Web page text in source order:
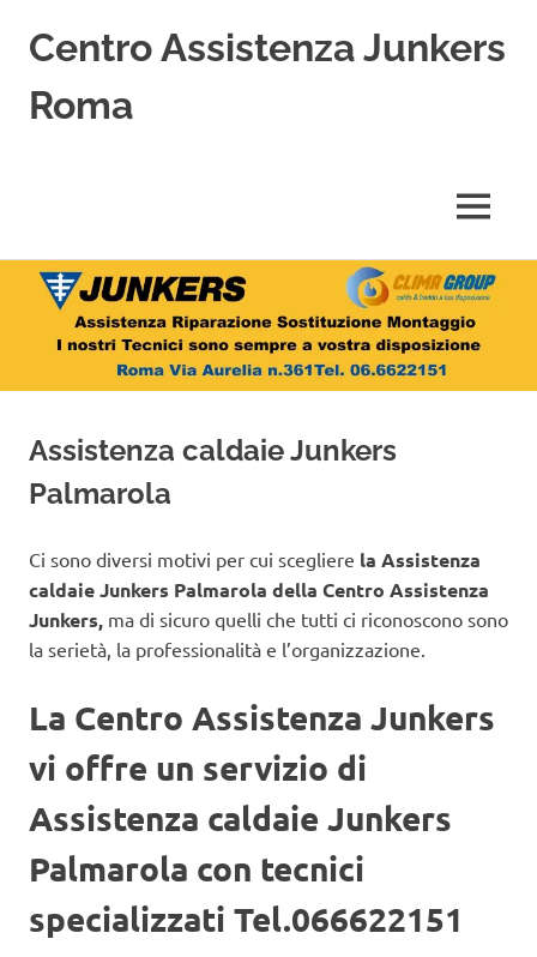
Salta
contenuto
Centro Assistenza Junkers
Roma
Riparazione,
Sostituzione,
Installazione
di
Junkers
Roma
MENU
Assistenza caldaie Junkers
Palmarola
Ci sono diversi motivi per cui scegliere la Assistenza
caldaie Junkers Palmarola della Centro Assistenza
Junkers, ma di sicuro quelli che tutti ci riconoscono sono
la serietà, la professionalità e l’organizzazione.
La Centro Assistenza Junkers
vi offre un servizio di
Assistenza caldaie Junkers
Palmarola con tecnici
specializzati Tel.066622151